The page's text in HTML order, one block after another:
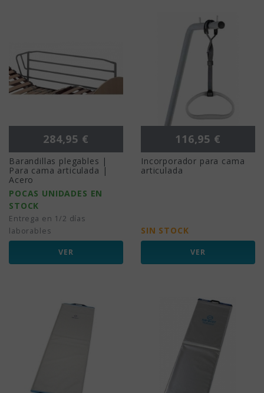
Precio
284,95 €
Barandillas plegables |
Para cama articulada |
Acero
POCAS UNIDADES EN
STOCK
Entrega en 1/2 días
laborables
VER
Precio
116,95 €
Incorporador para cama
articulada
SIN STOCK
VER